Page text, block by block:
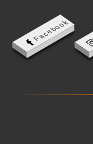
Facebook